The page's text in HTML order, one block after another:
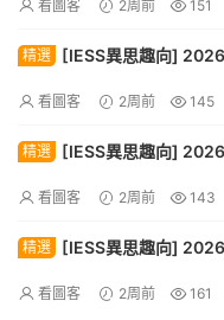
看圖客 2周前 151
精選
[IESS異思趣向]
看圖客 2周前 145
精選
[IESS異思趣向]
看圖客 2周前 143
精選
[IESS異思趣向]
看圖客 2周前 161